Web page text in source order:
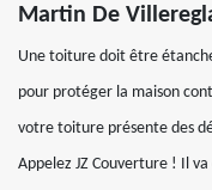
Martin De
Une toiture doit être
pour protéger la maison
votre toiture présente des
Appelez JZ Couverture ! Il